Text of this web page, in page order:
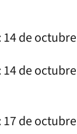
de octubre
de octubre
de octubre